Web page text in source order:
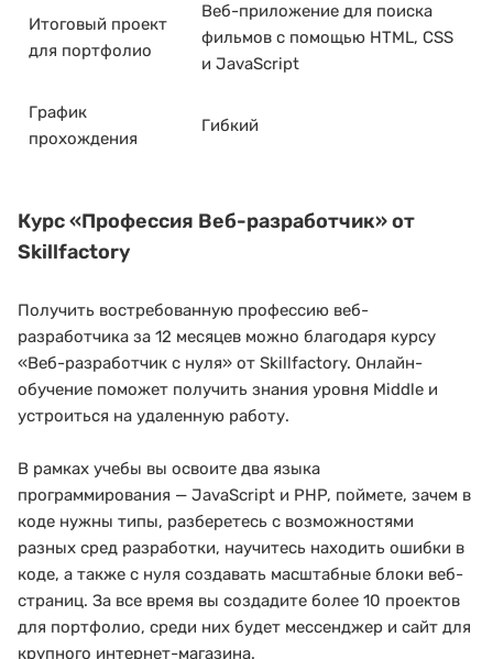
Итоговый проект
для портфолио
Веб-приложение для поиска
фильмов с помощью HTML, CSS
и JavaScript
График
прохождения
Гибкий
Курс«Профессия Веб-разработчик»от
Skillfactory
Получить востребованную профессию веб-
разработчика за 12 месяцев можно благодаря курсу
«Веб-разработчик с нуля» от Skillfactory. Онлайн-
обучение поможет получить знания уровня Middle и
устроиться на удаленную работу.
В рамках учебы вы освоите два языка
программирования — JavaScript и PHP, поймете, зачем в
коде нужны типы, разберетесь с возможностями
разных сред разработки, научитесь находить ошибки в
коде, а также с нуля создавать масштабные блоки веб-
страниц. За все время вы создадите более 10 проектов
для портфолио, среди них будет мессенджер и сайт для
крупного интернет-магазина.